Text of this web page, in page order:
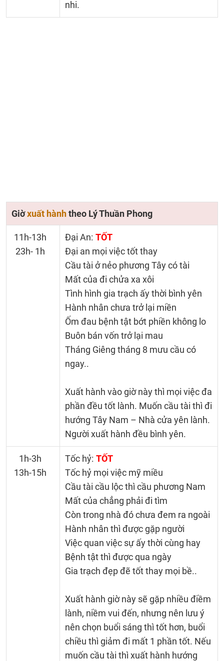
nhi.
Giờxuất hànhtheo Lý Thuần Phong
11h-13h
23h- 1h
Đại An: TỐT
Đại an mọi việc tốt thay
Cầu tài ở nẻo phương Tây có tài
Mất của đi chửa xa xôi
Tình hình gia trạch ấy thời bình yên
Hành nhân chưa trở lại miền
Ốm đau bệnh tật bớt phiền không lo
Buôn bán vốn trở lại mau
Tháng Giêng tháng 8 mưu cầu có
ngay..
Xuất hành vào giờ này thì mọi việc đa
phần đều tốt lành. Muốn cầu tài thì đi
hướng Tây Nam – Nhà cửa yên lành.
Người xuất hành đều bình yên.
1h-3h
13h-15h
Tốc hỷ: TỐT
Tốc hỷ mọi việc mỹ miều
Cầu tài cầu lộc thì cầu phương Nam
Mất của chẳng phải đi tìm
Còn trong nhà đó chưa đem ra ngoài
Hành nhân thì được gặp người
Việc quan việc sự ấy thời cùng hay
Bệnh tật thì được qua ngày
Gia trạch đẹp đẽ tốt thay mọi bề..
Xuất hành giờ này sẽ gặp nhiều điềm
lành, niềm vui đến, nhưng nên lưu ý
nên chọn buổi sáng thì tốt hơn, buổi
chiều thì giảm đi mất 1 phần tốt. Nếu
muốn cầu tài thì xuất hành hướng